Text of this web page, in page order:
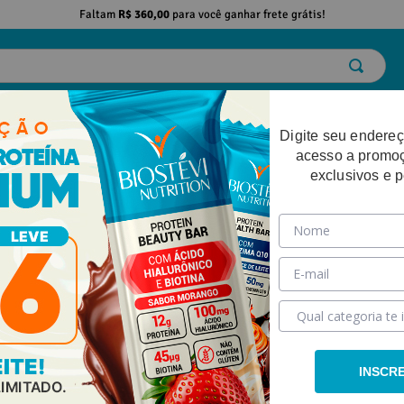
Faltam R$ 360,00para você ganhar frete grátis!
EMAGRECIMENTO DESEMPENHO FÍSICO
de Barbear e Gel Pós Barba)
Digite seu
acesso a
exclusivos e